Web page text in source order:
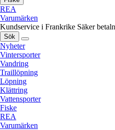
REA
Varumärken
Kundservice i Frankrike Säker
Sök
Nyheter
Vintersporter
Vandring
Traillöpning
Löpning
Klättring
Vattensporter
Fiske
REA
Varumärken